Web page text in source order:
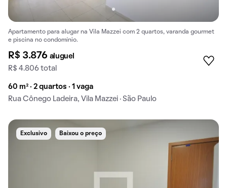
Apartamento para alugar na Vila Mazzei com 2 quartos, varanda gourmet
e piscina no condomínio.
R$ 3.876 aluguel
R$ 4.806 total
60 m² · 2 quartos · 1 vaga
Rua Cônego Ladeira, Vila Mazzei · São Paulo
Exclusivo Baixou o preço